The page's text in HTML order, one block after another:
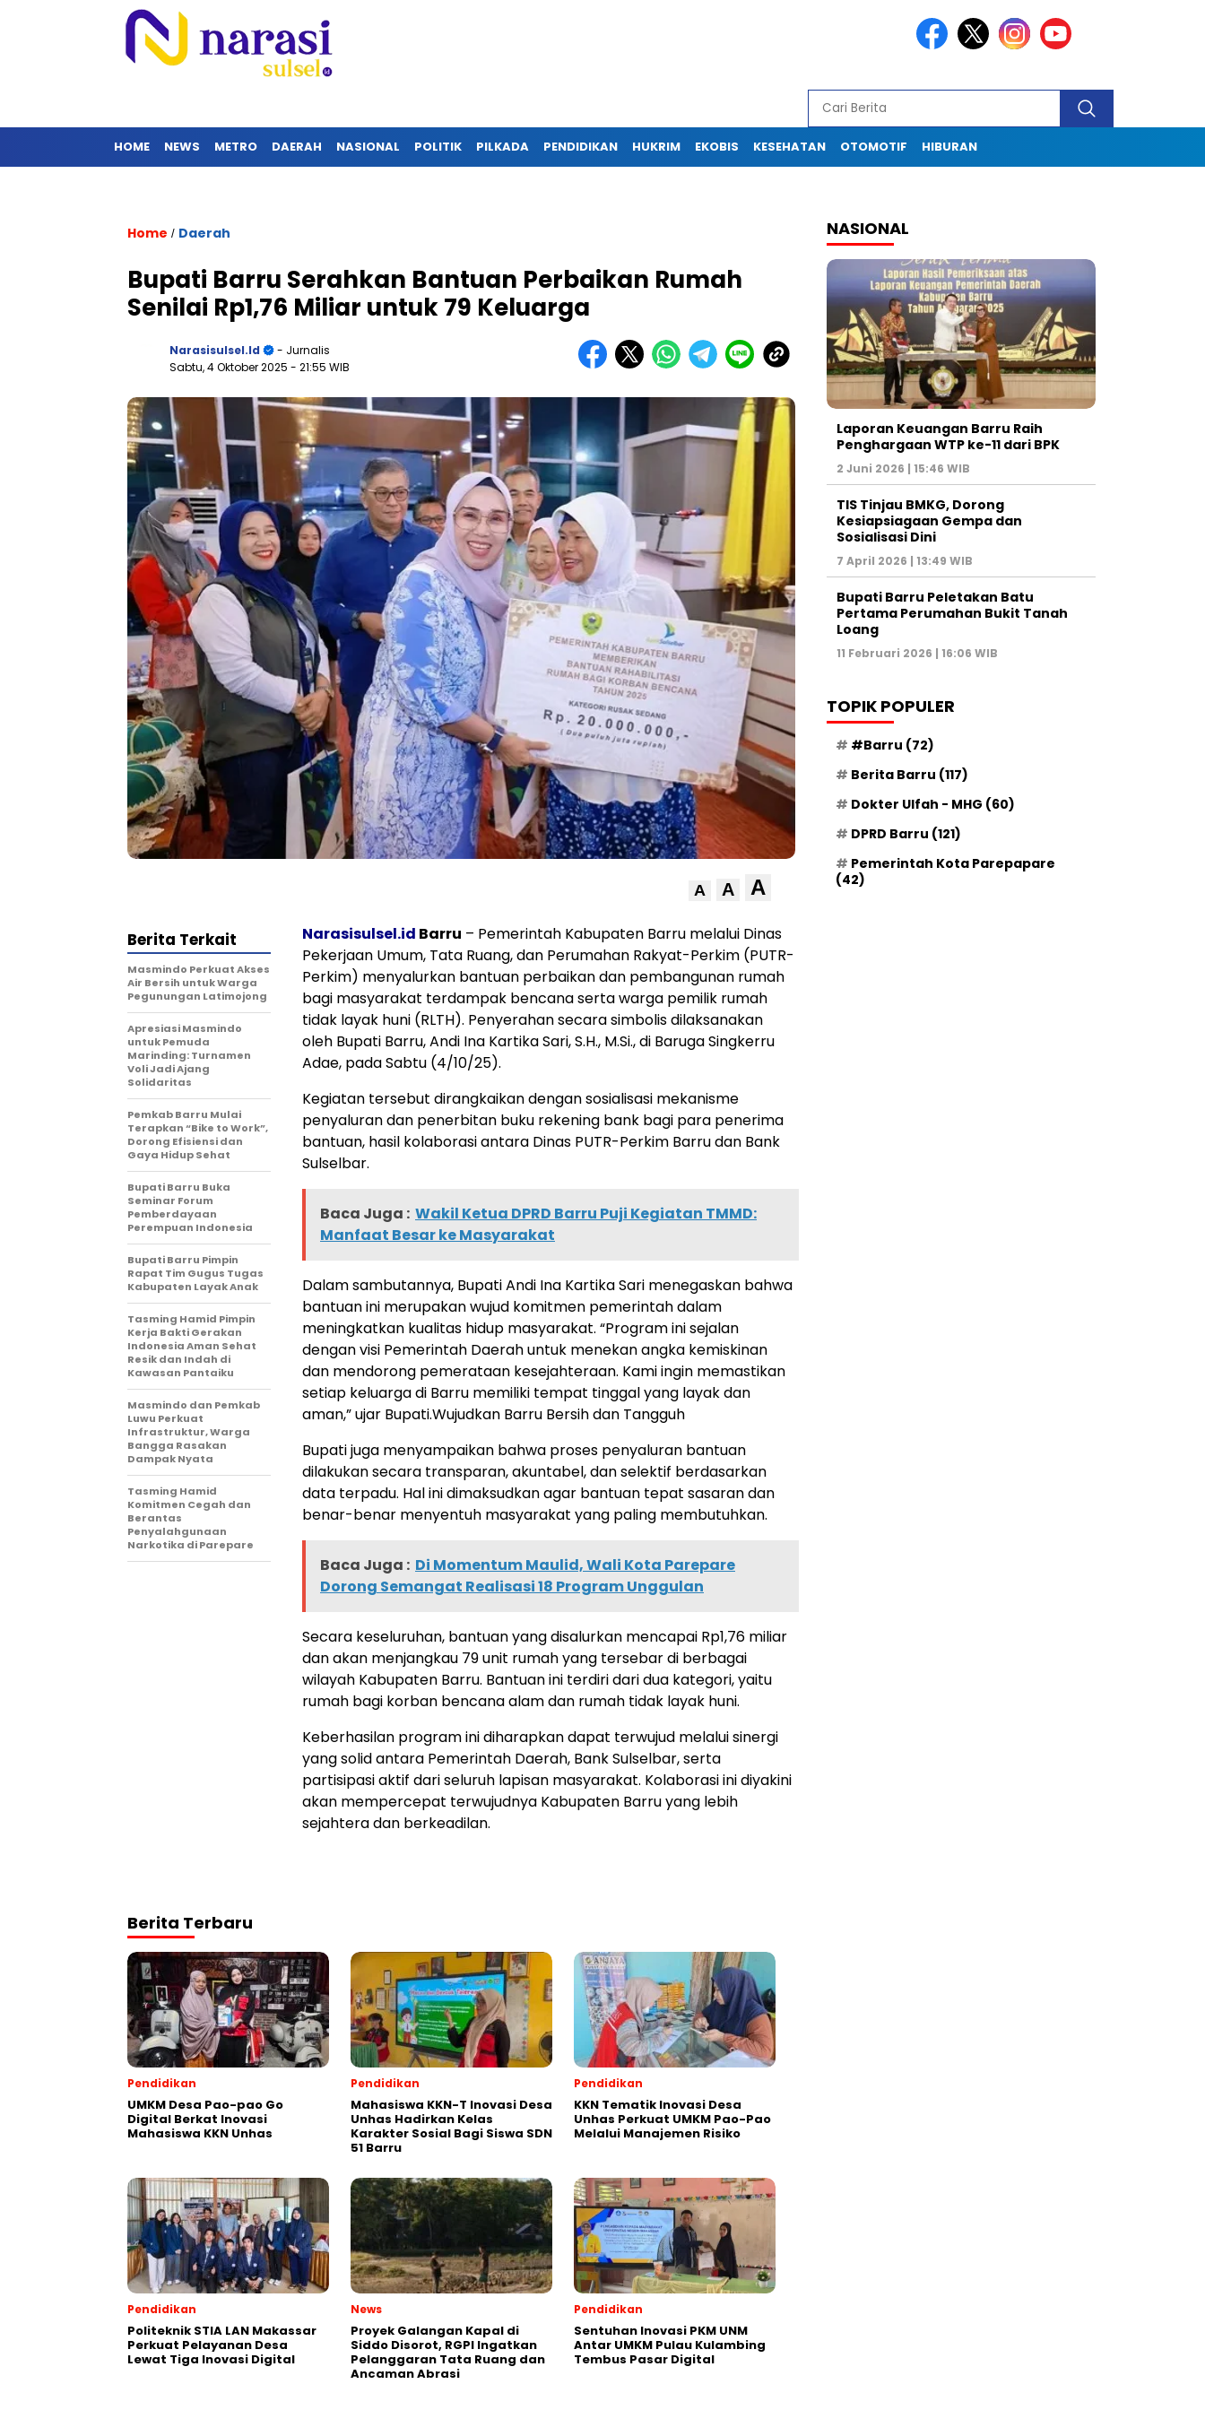
HOME NEWS METRO DAERAH NASIONAL POLITIK PILKADA PENDIDIKAN HUKRIM EKOBIS KESEHATAN OTOMOTIF HIBURAN
Home / Daerah
Bupati Barru Serahkan Bantuan Perbaikan Rumah
Senilai Rp1,76 Miliar untuk 79 Keluarga
Narasisulsel.id
- Jurnalis
Sabtu, 4 Oktober 2025 - 21:55 WIB
A A A
Narasisulsel.id Barru – Pemerintah Kabupaten Barru melalui Dinas
Pekerjaan Umum, Tata Ruang, dan Perumahan Rakyat-Perkim (PUTR-
Perkim) menyalurkan bantuan perbaikan dan pembangunan rumah
bagi masyarakat terdampak bencana serta warga pemilik rumah
tidak layak huni (RLTH). Penyerahan secara simbolis dilaksanakan
oleh Bupati Barru, Andi Ina Kartika Sari, S.H., M.Si., di Baruga Singkerru
Adae, pada Sabtu (4/10/25).
Kegiatan tersebut dirangkaikan dengan sosialisasi mekanisme
penyaluran dan penerbitan buku rekening bank bagi para penerima
bantuan, hasil kolaborasi antara Dinas PUTR-Perkim Barru dan Bank
Sulselbar.
Baca Juga : Wakil Ketua DPRD Barru Puji Kegiatan TMMD:
Manfaat Besar ke Masyarakat
Dalam sambutannya, Bupati Andi Ina Kartika Sari menegaskan bahwa
bantuan ini merupakan wujud komitmen pemerintah dalam
meningkatkan kualitas hidup masyarakat. “Program ini sejalan
dengan visi Pemerintah Daerah untuk menekan angka kemiskinan
dan mendorong pemerataan kesejahteraan. Kami ingin memastikan
setiap keluarga di Barru memiliki tempat tinggal yang layak dan
aman,” ujar Bupati.Wujudkan Barru Bersih dan Tangguh
Bupati juga menyampaikan bahwa proses penyaluran bantuan
dilakukan secara transparan, akuntabel, dan selektif berdasarkan
data terpadu. Hal ini dimaksudkan agar bantuan tepat sasaran dan
benar-benar menyentuh masyarakat yang paling membutuhkan.
Baca Juga : Di Momentum Maulid, Wali Kota Parepare
Dorong Semangat Realisasi 18 Program Unggulan
Secara keseluruhan, bantuan yang disalurkan mencapai Rp1,76 miliar
dan akan menjangkau 79 unit rumah yang tersebar di berbagai
wilayah Kabupaten Barru. Bantuan ini terdiri dari dua kategori, yaitu
rumah bagi korban bencana alam dan rumah tidak layak huni.
Keberhasilan program ini diharapkan dapat terwujud melalui sinergi
yang solid antara Pemerintah Daerah, Bank Sulselbar, serta
partisipasi aktif dari seluruh lapisan masyarakat. Kolaborasi ini diyakini
akan mempercepat terwujudnya Kabupaten Barru yang lebih
sejahtera dan berkeadilan.
Berita Terkait
Masmindo Perkuat Akses
Air Bersih untuk Warga
Pegunungan Latimojong
Apresiasi Masmindo
untuk Pemuda
Marinding: Turnamen
Voli Jadi Ajang
Solidaritas
Pemkab Barru Mulai
Terapkan “Bike to Work”,
Dorong Efisiensi dan
Gaya Hidup Sehat
Bupati Barru Buka
Seminar Forum
Pemberdayaan
Perempuan Indonesia
Bupati Barru Pimpin
Rapat Tim Gugus Tugas
Kabupaten Layak Anak
Tasming Hamid Pimpin
Kerja Bakti Gerakan
Indonesia Aman Sehat
Resik dan Indah di
Kawasan Pantaiku
Masmindo dan Pemkab
Luwu Perkuat
Infrastruktur, Warga
Bangga Rasakan
Dampak Nyata
Tasming Hamid
Komitmen Cegah dan
Berantas
Penyalahgunaan
Narkotika di Parepare
Berita Terbaru
Pendidikan
UMKM Desa Pao-pao Go
Digital Berkat Inovasi
Mahasiswa KKN Unhas
Pendidikan
Mahasiswa KKN-T Inovasi Desa
Unhas Hadirkan Kelas
Karakter Sosial Bagi Siswa SDN
51 Barru
Pendidikan
KKN Tematik Inovasi Desa
Unhas Perkuat UMKM Pao-Pao
Melalui Manajemen Risiko
Pendidikan
Politeknik STIA LAN Makassar
Perkuat Pelayanan Desa
Lewat Tiga Inovasi Digital
News
Proyek Galangan Kapal di
Siddo Disorot, RGPI Ingatkan
Pelanggaran Tata Ruang dan
Ancaman Abrasi
Pendidikan
Sentuhan Inovasi PKM UNM
Antar UMKM Pulau Kulambing
Tembus Pasar Digital
NASIONAL
Laporan Keuangan Barru Raih
Penghargaan WTP ke-11 dari BPK
2 Juni 2026 | 15:46 WIB
TIS Tinjau BMKG, Dorong
Kesiapsiagaan Gempa dan
Sosialisasi Dini
7 April 2026 | 13:49 WIB
Bupati Barru Peletakan Batu
Pertama Perumahan Bukit Tanah
Loang
11 Februari 2026 | 16:06 WIB
TOPIK POPULER
#Barru (72)
Berita Barru (117)
Dokter Ulfah - MHG (60)
DPRD Barru (121)
Pemerintah Kota Parepapare
(42)